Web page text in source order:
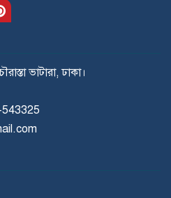
ভাটারা, ঢাকা।